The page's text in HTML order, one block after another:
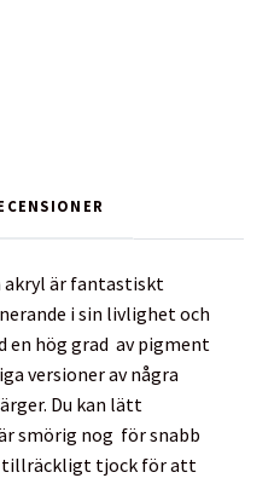
akryl är fantastiskt
i sin livlighet och
en hög grad av pigment
versioner av några
Du kan lätt
smörig nog för snabb
tillräckligt tjock för att